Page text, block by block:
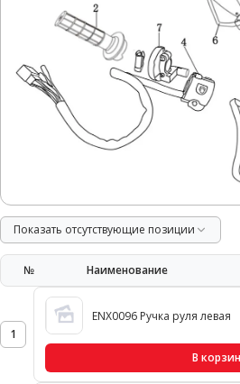
Показать отсутствующие позиции
№ Наименование
1
ENX0096 Ручка руля левая
В